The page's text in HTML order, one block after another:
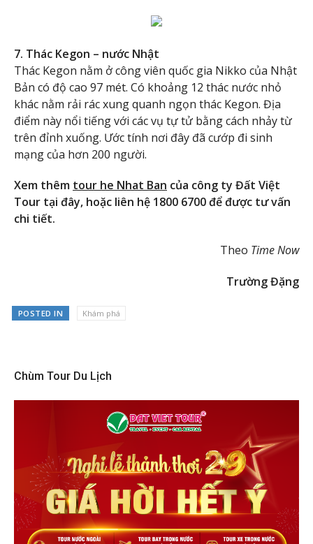
7. Thác Kegon – nước Nhật
Thác Kegon nằm ở công viên quốc gia Nikko của Nhật
Bản có độ cao 97 mét. Có khoảng 12 thác nước nhỏ
khác nằm rải rác xung quanh ngọn thác Kegon. Địa
điểm này nổi tiếng với các vụ tự tử bằng cách nhảy từ
trên đỉnh xuống. Ước tính nơi đây đã cướp đi sinh
mạng của hơn 200 người.
Xem thêm tour he Nhat Ban của công ty Đất Việt
Tour tại đây, hoặc liên hệ 1800 6700 để được tư vấn
chi tiết.
Theo Time Now
Trường Đặng
POSTED IN Khám phá
Chùm Tour Du Lịch